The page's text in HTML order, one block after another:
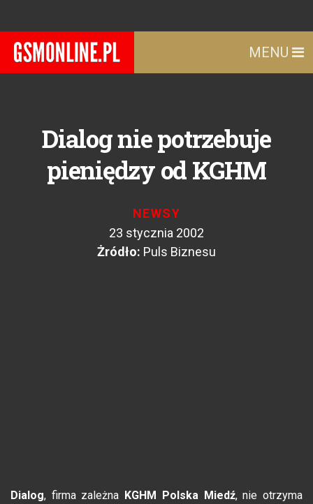
MENU
Dialog nie potrzebuje
pieniędzy od KGHM
NEWSY
23 stycznia 2002
Żródło: Puls Biznesu
Dialog, firma zależna KGHM Polska Miedź, nie otrzyma